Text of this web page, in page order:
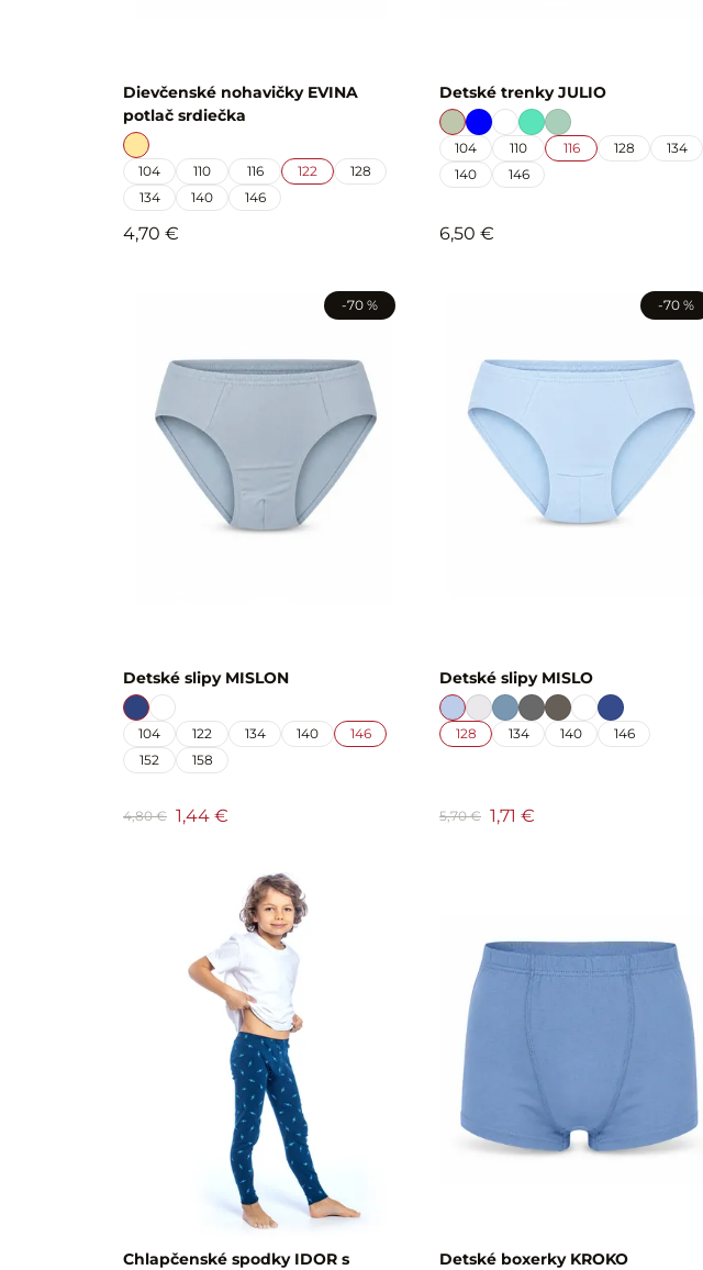
Dievčenské nohavičky EVINA
potlač srdiečka
104 110 116 122
128
134
140 146
4,70 €
Detské trenky JULIO
104 110 116 128
134
140
146
6,50 €
-70 %
Detské slipy MISLON
104 122 134 140
146
152
158
4,80 € 1,44 €
-70 %
Detské slipy MISLO
128 134 140 146
5,70 € 1,71 €
Chlapčenské spodky IDOR s
Detské boxerky KROKO